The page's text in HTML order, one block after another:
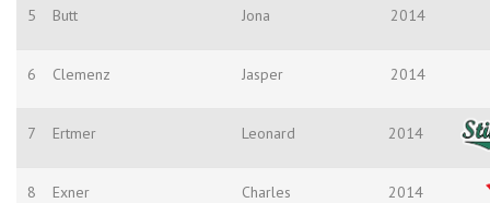
5 Butt Jona 2014
6 Clemenz Jasper 2014
7 Ertmer Leonard 2014
8 Exner Charles 2014